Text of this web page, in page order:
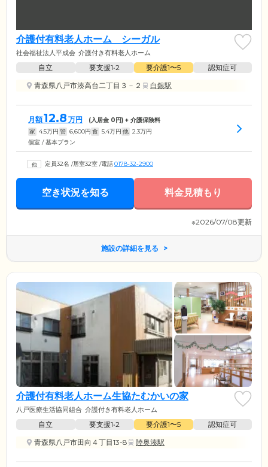
介護付有料老人ホーム シーガル
社会福祉法人平成会 介護付き有料老人ホーム
自立 要支援1•2 要介護1〜5
認知症可
青森県八戸市湊高台二丁目３－２
白銀駅
月額12.8 万円 (入居金 0円) + 介護保険料
家 4.5万円 管 6,600円 食 5.4万円 他 2.3万円
個室 / 基本プラン
定員32名 /居室32室 /電話0178-32-2900
空き状況を知る 料金見積もり
※2026/07/08更新
施設の詳細を見る
介護付有料老人ホーム生協たむかいの家
八戸医療生活協同組合 介護付き有料老人ホーム
自立 要支援1•2 要介護1〜5
認知症可
青森県八戸市田向４丁目13-8
陸奥湊駅